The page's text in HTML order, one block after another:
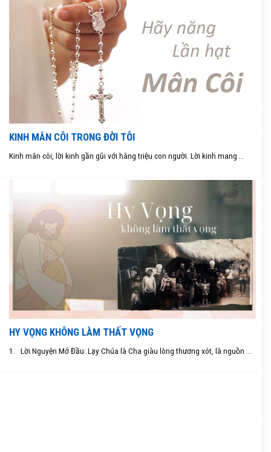
KINH MÂN CÔI TRONG ĐỜI TÔI
Kinh mân côi, lời kinh gần gũi với hàng triệu con người. Lời kinh mang ...
HY VỌNG KHÔNG LÀM THẤT VỌNG
1. Lời Nguyện Mở Đầu: Lạy Chúa là Cha giàu lòng thương xót, là nguồn ...